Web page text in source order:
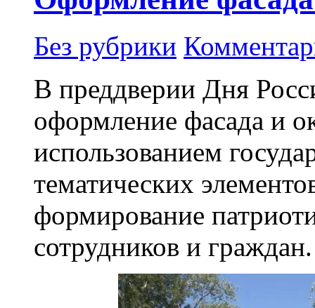
Без рубрики
В преддверии Дня
оформление фасада и
использованием
тематических
формирование
сотрудников и граждан.